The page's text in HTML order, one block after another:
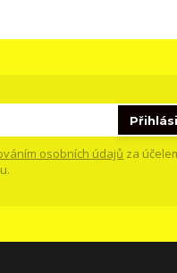
osobních údajů za